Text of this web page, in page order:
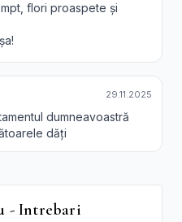
flori proaspete și
29.11.2025
dumneavoastră
dăți
- Intrebari